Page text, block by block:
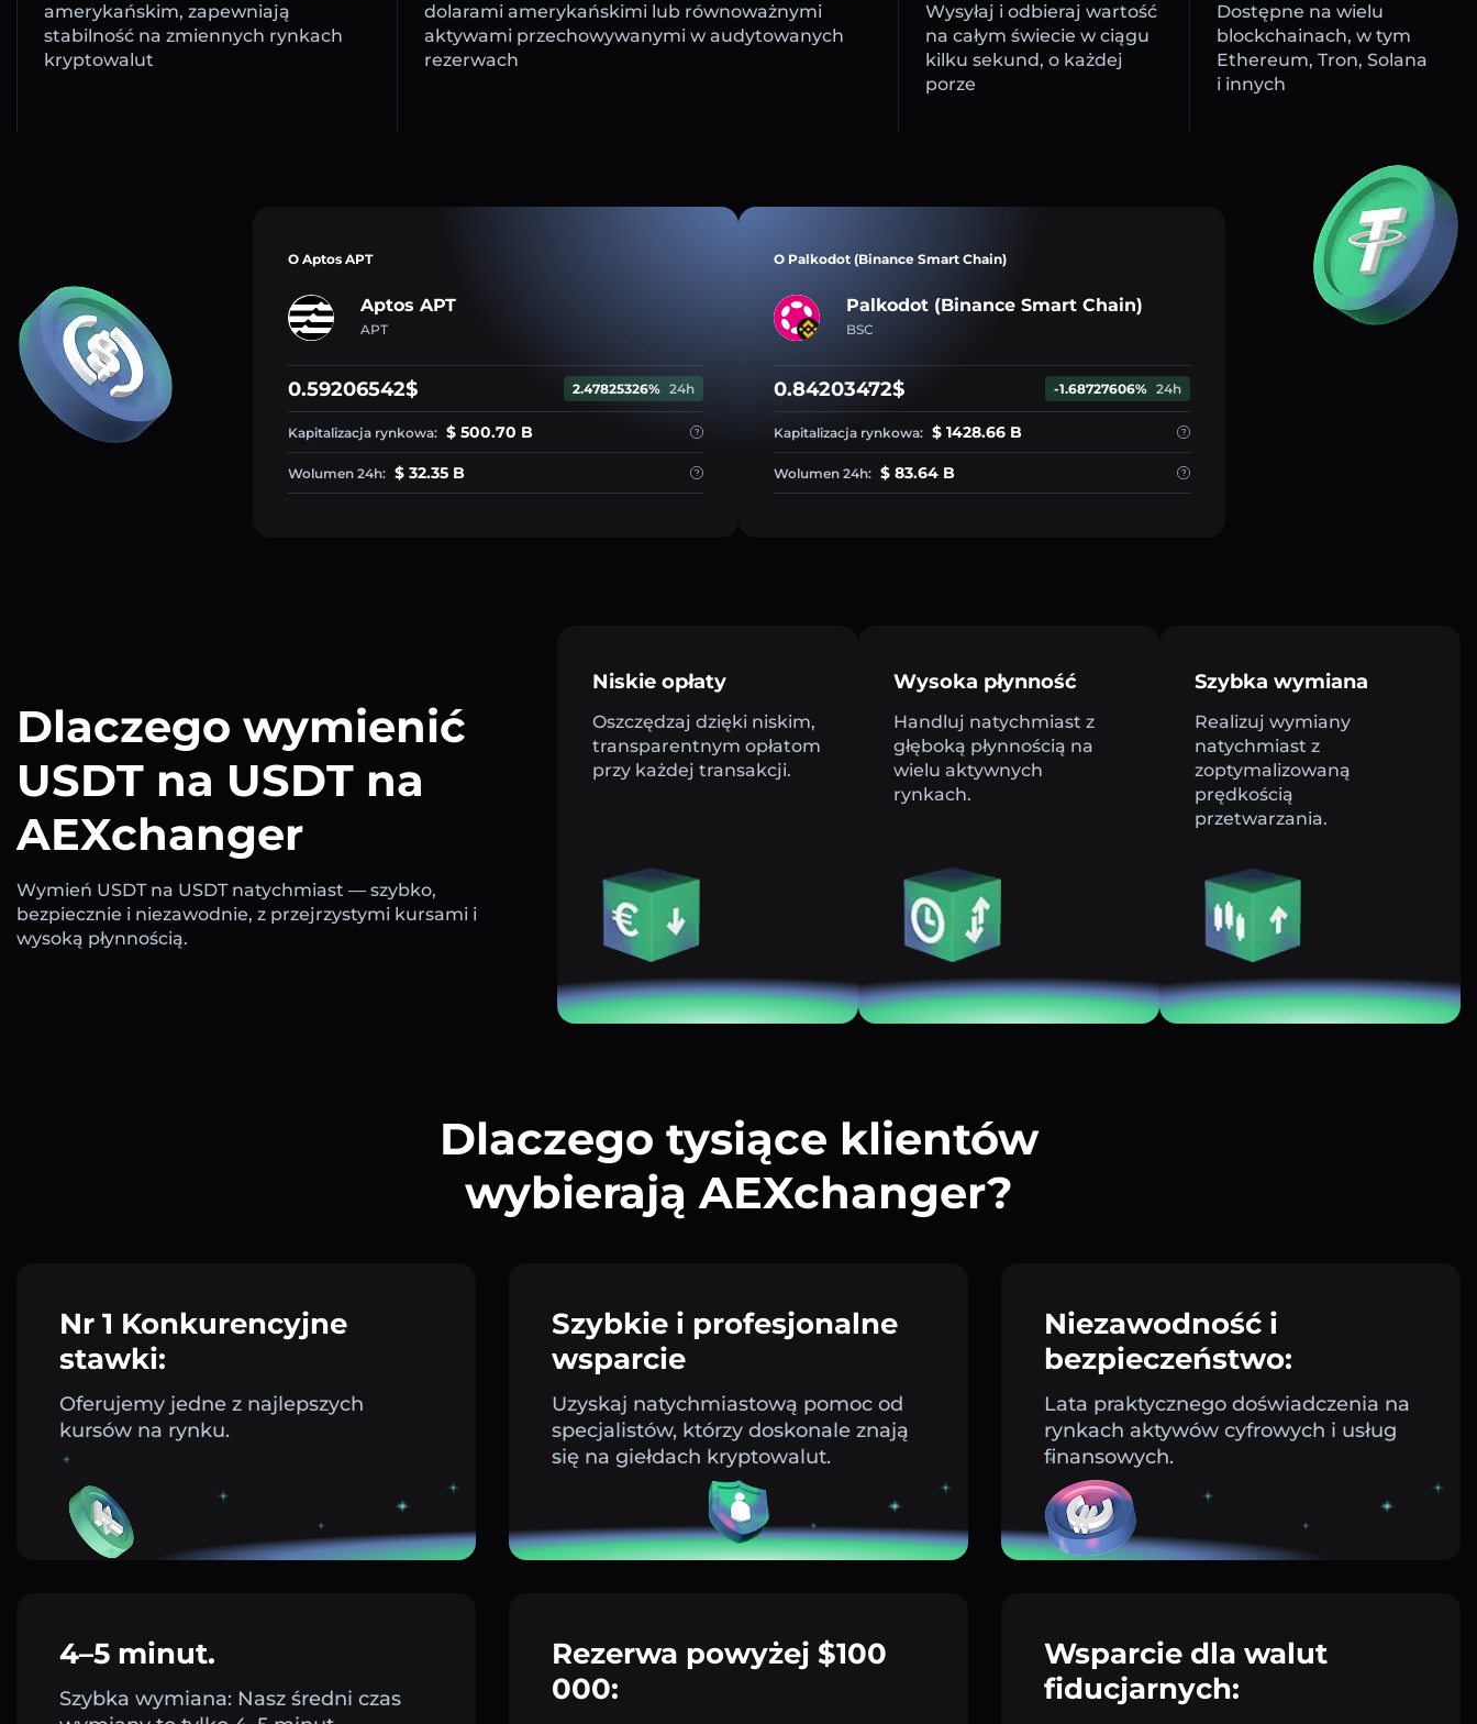
amerykańskim, zapewniają
stabilność na zmiennych rynkach
kryptowalut
dolarami amerykańskimi lub równoważnymi
aktywami przechowywanymi w audytowanych
rezerwach
Wysyłaj i odbieraj wartość
na całym świecie w ciągu
kilku sekund, o każdej
porze
Dostępne na wielu
blockchainach, w tym
Ethereum, Tron, Solana
i innych
O Aptos APT
Aptos APT
APT
0.59206542$ 2.47825326% 24h
Kapitalizacja rynkowa: $ 500.70 B
Wolumen 24h: $ 32.35 B
O Palkodot (Binance Smart Chain)
Palkodot (Binance Smart Chain)
BSC
0.84203472$ -1.68727606% 24h
Kapitalizacja rynkowa: $ 1428.66 B
Wolumen 24h: $ 83.64 B
Dlaczego wymienić
USDT na USDT na
AEXchanger
Wymień USDT na USDT natychmiast — szybko,
bezpiecznie i niezawodnie, z przejrzystymi kursami i
wysoką płynnością.
Niskie opłaty
Oszczędzaj dzięki niskim,
transparentnym opłatom
przy każdej transakcji.
Wysoka płynność
Handluj natychmiast z
głęboką płynnością na
wielu aktywnych
rynkach.
Szybka wymiana
Realizuj wymiany
natychmiast z
zoptymalizowaną
prędkością
przetwarzania.
Dlaczego tysiące klientów
wybierają AEXchanger?
Nr 1 Konkurencyjne
stawki:
Oferujemy jedne z najlepszych
kursów na rynku.
Szybkie i profesjonalne
wsparcie
Uzyskaj natychmiastową pomoc od
specjalistów, którzy doskonale znają
się na giełdach kryptowalut.
Niezawodność i
bezpieczeństwo:
Lata praktycznego doświadczenia na
rynkach aktywów cyfrowych i usług
finansowych.
4–5 minut.
Szybka wymiana: Nasz średni czas
Rezerwa powyżej $100
000:
Wsparcie dla walut
fiducjarnych: